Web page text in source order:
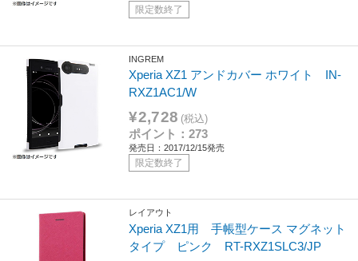
限定数終了
INGREM
Xperia XZ1 アンドカバー ホワイト IN-
RXZ1AC1/W
¥2,728 (税込)
ポイント：273
発売日：2017/12/15発売
限定数終了
レイアウト
Xperia XZ1用 手帳型ケース マグネット
タイプ ピンク RT-RXZ1SLC3/JP